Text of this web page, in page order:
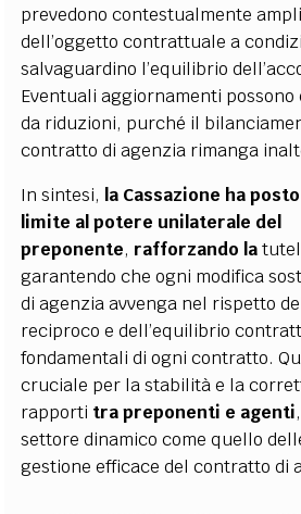
prevedono contestualmente
dell’oggetto contrattuale a
salvaguardino l’equilibrio
Eventuali aggiornamenti possono
da riduzioni, purché il
contratto di agenzia rimanga
In sintesi, la Cassazione ha
limite al potere unilaterale del
preponente, rafforzando la
garantendo che ogni modifica
di agenzia avvenga nel rispetto
reciproco e dell’equilibrio
fondamentali di ogni contratto.
cruciale per la stabilità e la
rapporti tra preponenti e agenti
settore dinamico come quello
gestione efficace del contratto di